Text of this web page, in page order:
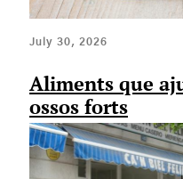
July 30, 2026
Aliments que
ossos forts